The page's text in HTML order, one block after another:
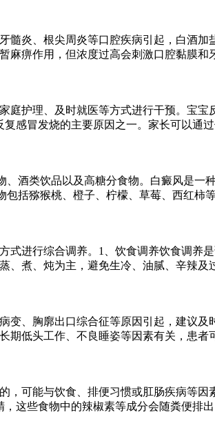
髓炎、根尖周炎等口腔疾病引起，白酒
痹作用，但浓度过高会刺激口腔黏膜
护理、及时就医等方式进行干预。宝
感冒发烧的主要原因之一。家长可以通
酒类饮品以及高糖分食物。白癜风是
括猕猴桃、橙子、柠檬、草莓、西红
进行综合调养。1、饮食调养饮食调养
煮、炖为主，避免生冷、油腻、辛辣
、胸廓出口综合征等原因引起，建议
低头工作、不良睡姿等因素有关，患
，可能与饮食、排便习惯或肛肠疾病等
这些食物中的辣椒素等成分会随粪便排